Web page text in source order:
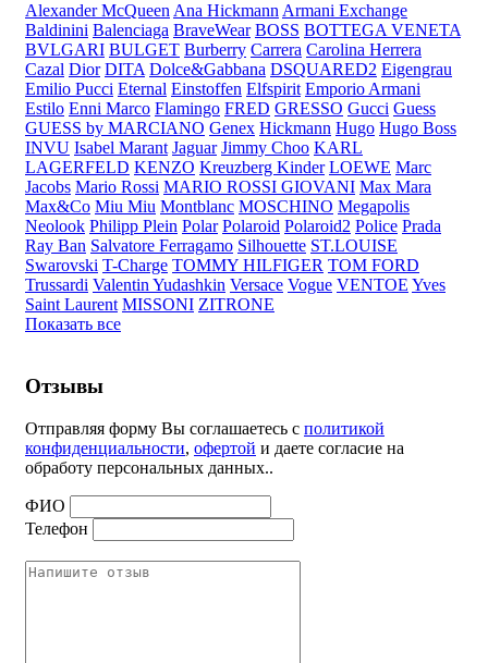
Alexander McQueen Ana Hickmann Armani Exchange
Baldinini Balenciaga BraveWear BOSS BOTTEGA VENETA
BVLGARI BULGET Burberry Carrera Carolina Herrera
Cazal Dior DITA Dolce&Gabbana DSQUARED2 Eigengrau
Emilio Pucci Eternal Einstoffen Elfspirit Emporio Armani
Estilo Enni Marco Flamingo FRED GRESSO Gucci Guess
GUESS by MARCIANO Genex Hickmann Hugo Hugo Boss
INVU Isabel Marant Jaguar Jimmy Choo KARL
LAGERFELD KENZO Kreuzberg Kinder LOEWE Marc
Jacobs Mario Rossi MARIO ROSSI GIOVANI Max Mara
Max&Co Miu Miu Montblanc MOSCHINO Megapolis
Neolook Philipp Plein Polar Polaroid Polaroid2 Police Prada
Ray Ban Salvatore Ferragamo Silhouette ST.LOUISE
Swarovski T-Charge TOMMY HILFIGER TOM FORD
Trussardi Valentin Yudashkin Versace Vogue VENTOE Yves
Saint Laurent MISSONI ZITRONE
Показать все
Отзывы
Отправляя форму Вы соглашаетесь с политикой
конфиденциальности, офертой и даете согласие на
обработу персональных данных..
ФИО
Телефон